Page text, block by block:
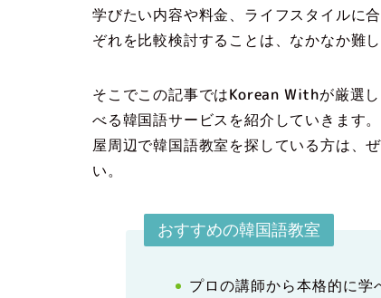
学びたい内容や料金、ライフスタイルに
ぞれを比較検討することは、なかなか難し
そこでこの記事ではKorean Withが厳選
べる韓国語サービスを紹介していきます。
屋周辺で韓国語教室を探している方は、
い。
おすすめの韓国語教室
プロの講師から本格的に